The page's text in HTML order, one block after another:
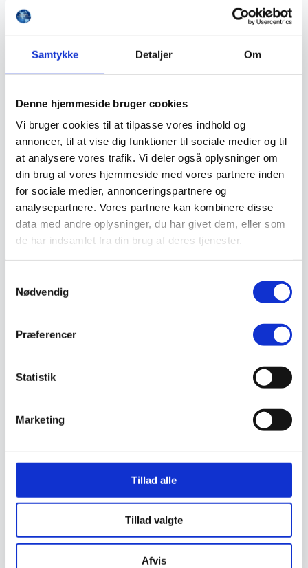
Samtykke Detaljer Om
Denne hjemmeside bruger cookies
Vi bruger cookies til at tilpasse vores indhold og
annoncer, til at vise dig funktioner til sociale medier og til
at analysere vores trafik. Vi deler også oplysninger om
din brug af vores hjemmeside med vores partnere inden
for sociale medier, annonceringspartnere og
analysepartnere. Vores partnere kan kombinere disse
data med andre oplysninger, du har givet dem, eller som
de har indsamlet fra din brug af deres tjenester.
Nødvendig
Præferencer
Statistik
Marketing
Tillad alle
Tillad valgte
Afvis
Beskyttelsesdragter
Skæreudstyr
Åndedrætsværn
Beklædning
Brandmateriel
Affaldsbeholdere
Afspærring
Førstehjælp
Hygiejne
Kemi håndtering
Hunde
Klistermærke / Markat
Piktogrammer
Standere, galger og beslag
Luftrenser